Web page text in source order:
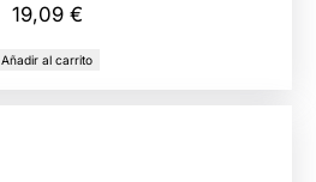
19,09 €
Añadir al carrito